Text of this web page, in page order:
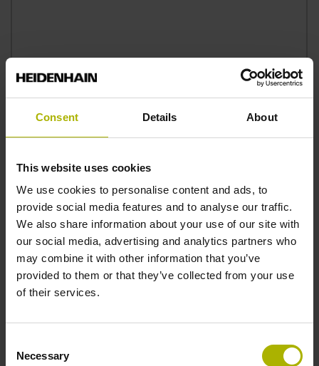
Consent Details About
This website uses cookies
We use cookies to personalise content and ads, to
provide social media features and to analyse our traffic.
We also share information about your use of our site with
our social media, advertising and analytics partners who
may combine it with other information that you’ve
provided to them or that they’ve collected from your use
of their services.
Selection
Necessary
nella sezione Protezione dei dati personali del sito
www.heidenhain.it*
Presto il consenso al trattamento dei miei dati per
finalità di marketing e, in particolare, per la ricezione di